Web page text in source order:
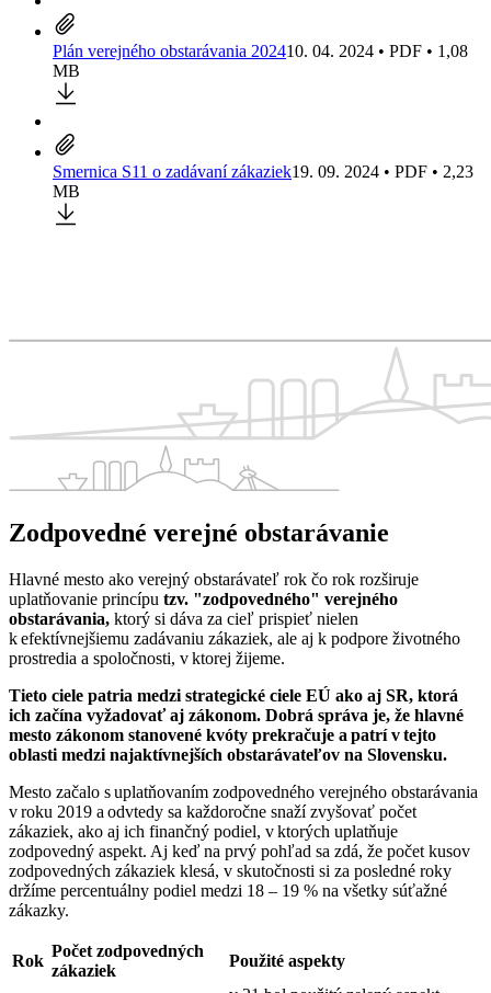
Plán verejného obstarávania 202410. 04. 2024 • PDF • 1,08
MB
Smernica S11 o zadávaní zákaziek19. 09. 2024 • PDF • 2,23
MB
Zodpovedné verejné obstarávanie
Hlavné mesto ako verejný obstarávateľ rok čo rok rozširuje
uplatňovanie princípu tzv. "zodpovedného" verejného
obstarávania, ktorý si dáva za cieľ prispieť nielen
k efektívnejšiemu zadávaniu zákaziek, ale aj k podpore životného
prostredia a spoločnosti, v ktorej žijeme.
Tieto ciele patria medzi strategické ciele EÚ ako aj SR, ktorá
ich začína vyžadovať aj zákonom. Dobrá správa je, že hlavné
mesto zákonom stanovené kvóty prekračuje a patrí v tejto
oblasti medzi najaktívnejších obstarávateľov na Slovensku.
Mesto začalo s uplatňovaním zodpovedného verejného obstarávania
v roku 2019 a odvtedy sa každoročne snaží zvyšovať počet
zákaziek, ako aj ich finančný podiel, v ktorých uplatňuje
zodpovedný aspekt. Aj keď na prvý pohľad sa zdá, že počet kusov
zodpovedných zákaziek klesá, v skutočnosti si za posledné roky
držíme percentuálny podiel medzi 18 – 19 % na všetky súťažné
zákazky.
Rok
Počet zodpovedných
zákaziek
Použité aspekty